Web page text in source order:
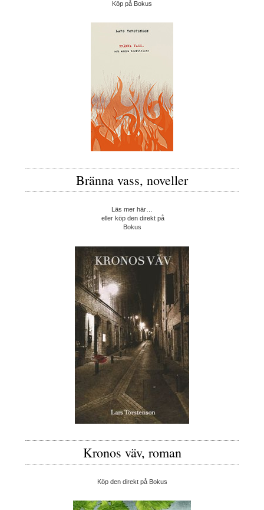
Köp på Bokus
Bränna vass, noveller
Läs mer här…
eller köp den direkt på
Bokus
Kronos väv, roman
Köp den direkt på Bokus